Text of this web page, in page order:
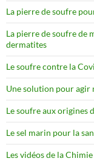
La pierre de soufre
La pierre de soufre de
dermatites
Le soufre contre la
Une solution pour agir
Le soufre aux origines
Le sel marin pour la
Les vidéos de la